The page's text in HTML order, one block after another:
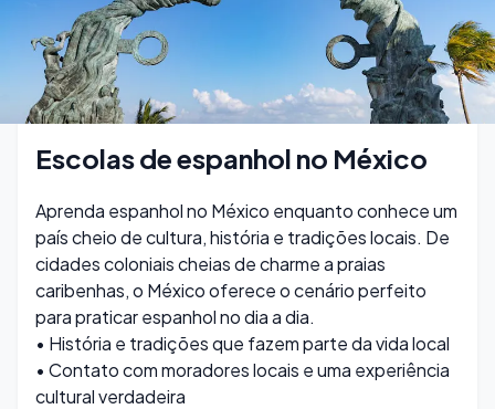
Escolas de espanhol no México
Aprenda espanhol no México enquanto conhece um
país cheio de cultura, história e tradições locais. De
cidades coloniais cheias de charme a praias
caribenhas, o México oferece o cenário perfeito
para praticar espanhol no dia a dia.
• História e tradições que fazem parte da vida local
• Contato com moradores locais e uma experiência
cultural verdadeira